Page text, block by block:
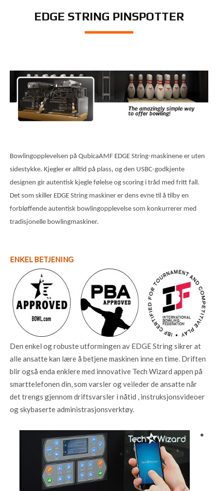
EDGE STRING PINSPOTTER
Bowlingopplevelsen på QubicaAMF EDGE String-maskinene er uten
sidestykke. Kjegler er alltid på plass, og den USBC-godkjente
designen gir autentisk kjegle følelse og scoring i tråd med fritt fall.
Det som skiller EDGE String maskiner er dens evne til å tilby en
forbløffende autentisk bowlingopplevelse som konkurrerer med
tradisjonelle bowlingmaskiner.
ENKEL BETJENING
Den enkel og robuste utformingen av EDGE String sikrer at
alle ansatte kan lære å betjene maskinen inne en time. Driften
blir også enda enklere med innovative Tech Wizard appen på
smarttelefonen din, som varsler og veileder de ansatte når
det trengs gjennom driftsvarsler i nåtid , instruksjonsvideoer
og skybaserte administrasjonsverktøy.
•